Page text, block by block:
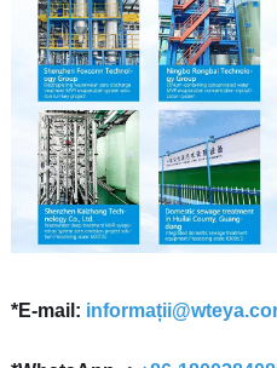
*E-mail: